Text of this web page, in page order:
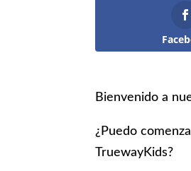
Bienvenido a
¿Puedo
TruewayKids?